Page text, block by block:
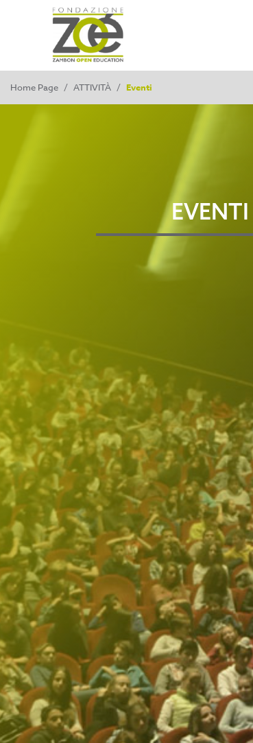
Home Page / ATTIVITÀ / Eventi
EVENTI